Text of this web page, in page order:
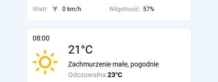
Wiatr: 0 km/h Wilgotność: 57%
08:00
21°C
Odczuwalna 23°C
Zachmurzenie małe, pogodnie